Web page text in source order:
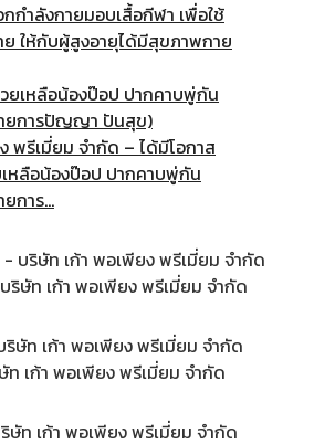
มอบเสื้อกีฬา เพื่อใช้
ย ให้กับผู้สูงอายุได้มีสุขภาพกาย
พรีเมี่ยม จำกัด – ได้มีโอกาส
หลือน้องป๊อป ปากคาบพู่กัน
ยการ…
ริษัท เก้า พอเพียง พรีเมี่ยม จำกัด
เก้า พอเพียง พรีเมี่ยม จำกัด